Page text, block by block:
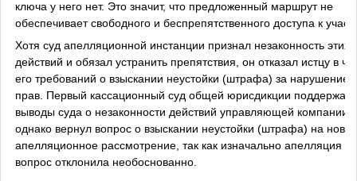
ключа у него нет. Это значит, что предложенный маршрут не
обеспечивает свободного и беспрепятственного доступа к
Хотя суд апелляционной инстанции признал незаконность этих
действий и обязал устранить препятствия, он отказал истцу в
его требований о взыскании неустойки (штрафа) за нарушение
прав. Первый кассационный суд общей юрисдикции поддержал
выводы суда о незаконности действий управляющей компании,
однако вернул вопрос о взыскании неустойки (штрафа) на новое
апелляционное рассмотрение, так как изначально апелляция
вопрос отклонила необоснованно.